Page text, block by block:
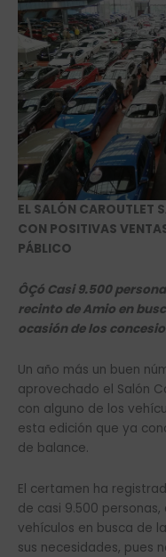
EL SALÓN CAROUTLET
CON POSITIVAS
PÁBLICO
ÔÇó Casi 9.500
recinto de Amio en
ocasión de los
Un año más un buen
aprovechado el Salón
con alguno de los
esta edición que ya
de balance.
El certamen ha
de casi 9.500
vehículos en busca de
sus necesidades, pues